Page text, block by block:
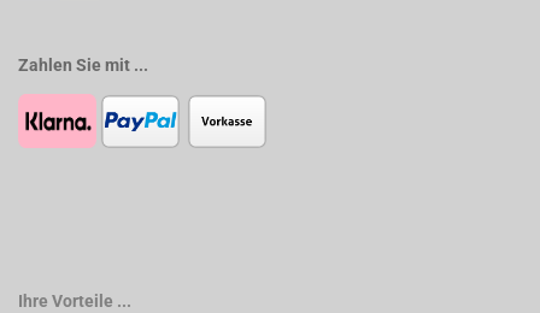
Zahlen Sie mit ...
Ihre Vorteile ...